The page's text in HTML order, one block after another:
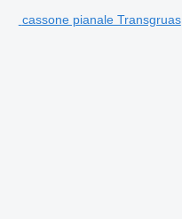
cassone pianale Transgruas